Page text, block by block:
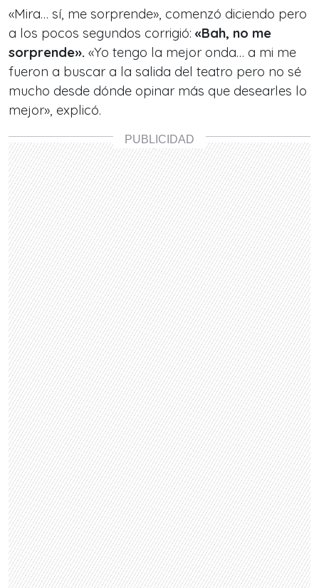
«Mira… sí, me sorprende», comenzó diciendo pero
a los pocos segundos corrigió: «Bah, no me
sorprende». «Yo tengo la mejor onda… a mi me
fueron a buscar a la salida del teatro pero no sé
mucho desde dónde opinar más que desearles lo
mejor», explicó.